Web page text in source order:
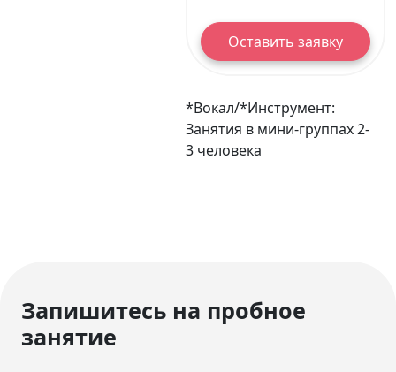
Оставить заявку
*Вокал/*Инструмент:
Занятия в мини-группах2-
3 человека
Запишитесь на пробное
занятие